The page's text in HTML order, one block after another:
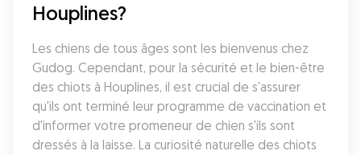
Houplines?
Les chiens de tous âges sont les bienvenus chez
Gudog. Cependant, pour la sécurité et le bien-être
des chiots à Houplines, il est crucial de s'assurer
qu'ils ont terminé leur programme de vaccination et
d'informer votre promeneur de chien s'ils sont
dressés à la laisse. La curiosité naturelle des chiots